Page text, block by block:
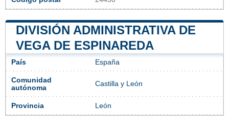
DIVISIÓN ADMINISTRATIVA DE
VEGA DE ESPINAREDA
País España
Comunidad
autónoma
Castilla y León
Provincia León